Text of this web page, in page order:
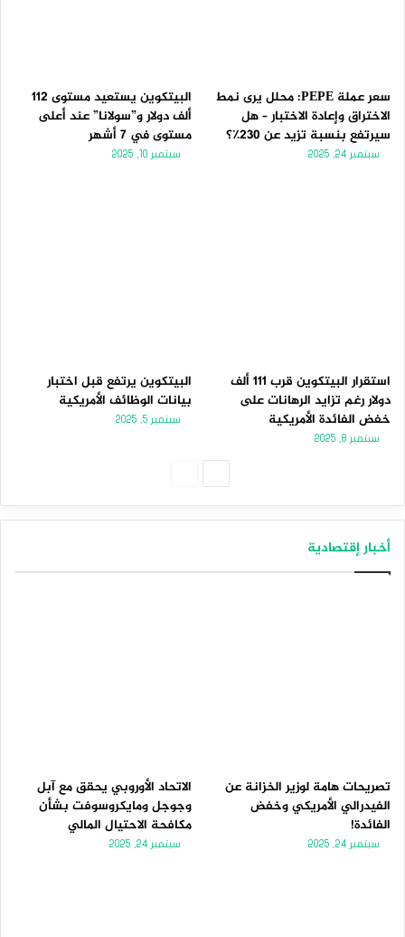
سعر عملة PEPE: محلل يرى نمط
الاختراق وإعادة الاختبار – هل
سيرتفع بنسبة تزيد عن 230٪؟
سبتمبر 24, 2025
البيتكوين يستعيد مستوى 112
ألف دولار و”سولانا” عند أعلى
مستوى في 7 أشهر
سبتمبر 10, 2025
استقرار البيتكوين قرب 111 ألف
دولار رغم تزايد الرهانات على
خفض الفائدة الأمريكية
سبتمبر 8, 2025
البيتكوين يرتفع قبل اختبار
بيانات الوظائف الأمريكية
سبتمبر 5, 2025
أخبار إقتصادية
تصريحات هامة لوزير الخزانة عن
الفيدرالي الأمريكي وخفض
الفائدة!
سبتمبر 24, 2025
الاتحاد الأوروبي يحقق مع آبل
وجوجل ومايكروسوفت بشأن
مكافحة الاحتيال المالي
سبتمبر 24, 2025